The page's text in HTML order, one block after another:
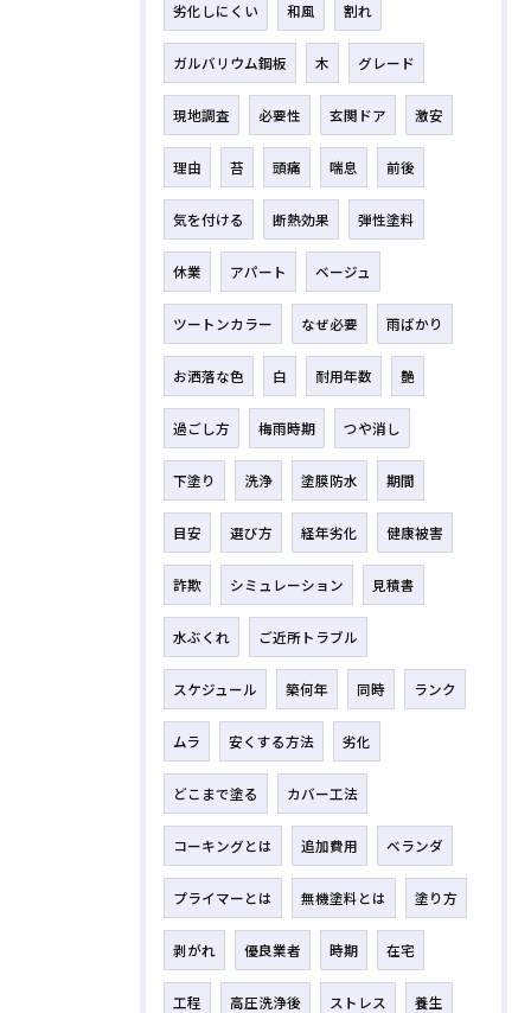
劣化しにくい 和風 割れ
ガルバリウム鋼板 木 グレード
現地調査 必要性 玄関ドア 激安
理由 苔 頭痛 喘息 前後
気を付ける 断熱効果 弾性塗料
休業 アパート ベージュ
ツートンカラー なぜ必要 雨ばかり
お洒落な色 白 耐用年数 艶
過ごし方 梅雨時期 つや消し
下塗り 洗浄 塗膜防水 期間
目安 選び方 経年劣化 健康被害
詐欺 シミュレーション 見積書
水ぶくれ ご近所トラブル
スケジュール 築何年 同時 ランク
ムラ 安くする方法 劣化
どこまで塗る カバー工法
コーキングとは 追加費用 ベランダ
プライマーとは 無機塗料とは 塗り方
剥がれ 優良業者 時期 在宅
工程 高圧洗浄後 ストレス 養生